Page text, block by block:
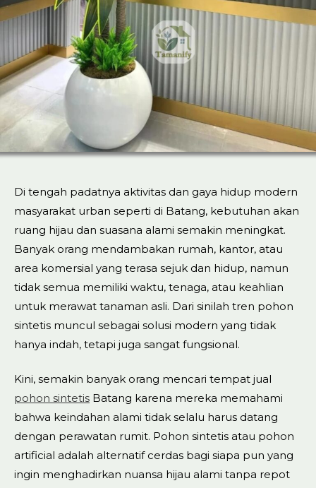
Di tengah padatnya aktivitas dan gaya hidup modern
masyarakat urban seperti di Batang, kebutuhan akan
ruang hijau dan suasana alami semakin meningkat.
Banyak orang mendambakan rumah, kantor, atau
area komersial yang terasa sejuk dan hidup, namun
tidak semua memiliki waktu, tenaga, atau keahlian
untuk merawat tanaman asli. Dari sinilah tren pohon
sintetis muncul sebagai solusi modern yang tidak
hanya indah, tetapi juga sangat fungsional.
Kini, semakin banyak orang mencari tempat jual
pohon sintetis Batang karena mereka memahami
bahwa keindahan alami tidak selalu harus datang
dengan perawatan rumit. Pohon sintetis atau pohon
artificial adalah alternatif cerdas bagi siapa pun yang
ingin menghadirkan nuansa hijau alami tanpa repot